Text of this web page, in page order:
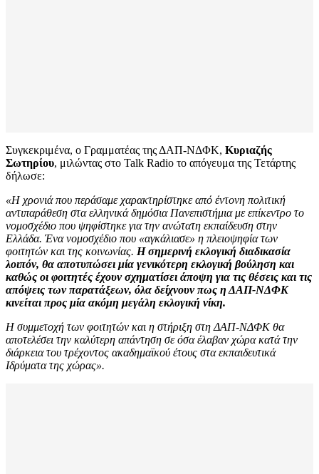
Συγκεκριμένα, ο Γραμματέας της ΔΑΠ-ΝΔΦΚ, Κυριαζής
Σωτηρίου, μιλώντας στο Talk Radio το απόγευμα της Τετάρτης
δήλωσε:
«Η χρονιά που περάσαμε χαρακτηρίστηκε από έντονη πολιτική
αντιπαράθεση στα ελληνικά δημόσια Πανεπιστήμια με επίκεντρο το
νομοσχέδιο που ψηφίστηκε για την ανώτατη εκπαίδευση στην
Ελλάδα. Ένα νομοσχέδιο που «αγκάλιασε» η πλειοψηφία των
φοιτητών και της κοινωνίας. Η σημερινή εκλογική διαδικασία
λοιπόν, θα αποτυπώσει μία γενικότερη εκλογική βούληση και
καθώς οι φοιτητές έχουν σχηματίσει άποψη για τις θέσεις και τις
απόψεις των παρατάξεων, όλα δείχνουν πως η ΔΑΠ-ΝΔΦΚ
κινείται προς μία ακόμη μεγάλη εκλογική νίκη.
Η συμμετοχή των φοιτητών και η στήριξη στη ΔΑΠ-ΝΔΦΚ θα
αποτελέσει την καλύτερη απάντηση σε όσα έλαβαν χώρα κατά την
διάρκεια του τρέχοντος ακαδημαϊκού έτους στα εκπαιδευτικά
Ιδρύματα της χώρας».